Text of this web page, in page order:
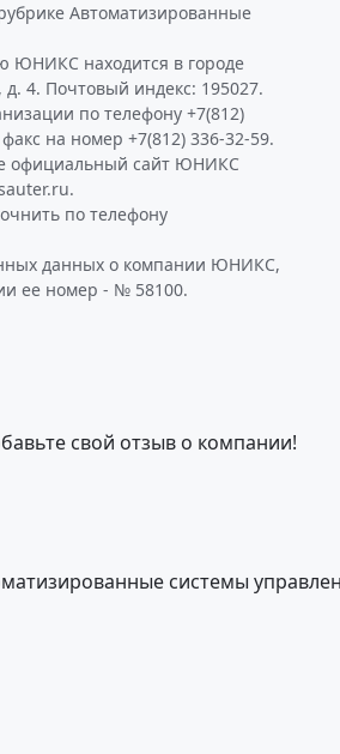
Автоматизированные
ЮНИКС находится в городе
4. Почтовый индекс: 195027.
по телефону +7(812)
на номер +7(812) 336-32-59.
официальный сайт ЮНИКС
по телефону
данных о компании ЮНИКС,
ее номер - № 58100.
свой отзыв о компании!
системы